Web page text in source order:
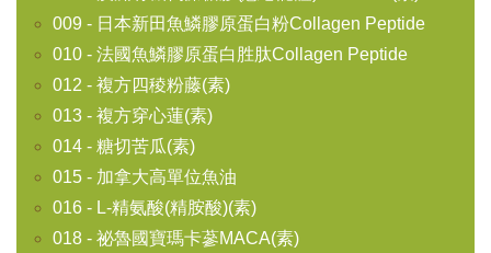
009 - 日本新田魚鱗膠原蛋白粉Collagen Peptide
010 - 法國魚鱗膠原蛋白胜肽Collagen Peptide
012 - 複方四稜粉藤(素)
013 - 複方穿心蓮(素)
014 - 糖切苦瓜(素)
015 - 加拿大高單位魚油
016 - L-精氨酸(精胺酸)(素)
018 - 祕魯國寶瑪卡蔘MACA(素)